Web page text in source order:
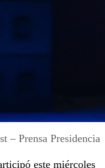
– Prensa Presidencia
este miércoles